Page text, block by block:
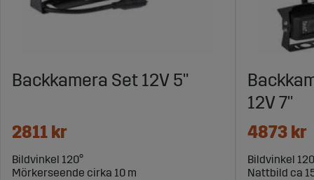
Vi hjälper dig hitta rätt system
Oavsett om du vill ha en enkel backkamera till traktor, ett
erfarenhet av reservdelar och tillbehör till
Har du frågor om montering, elanslutning eller vad som
Backkamera Set 12V 5"
2811 kr
Bildvinkel 120°
Mörkerseende cirka 10 m
12V 7"
4873 kr
Bildvinkel
Nattbild ca